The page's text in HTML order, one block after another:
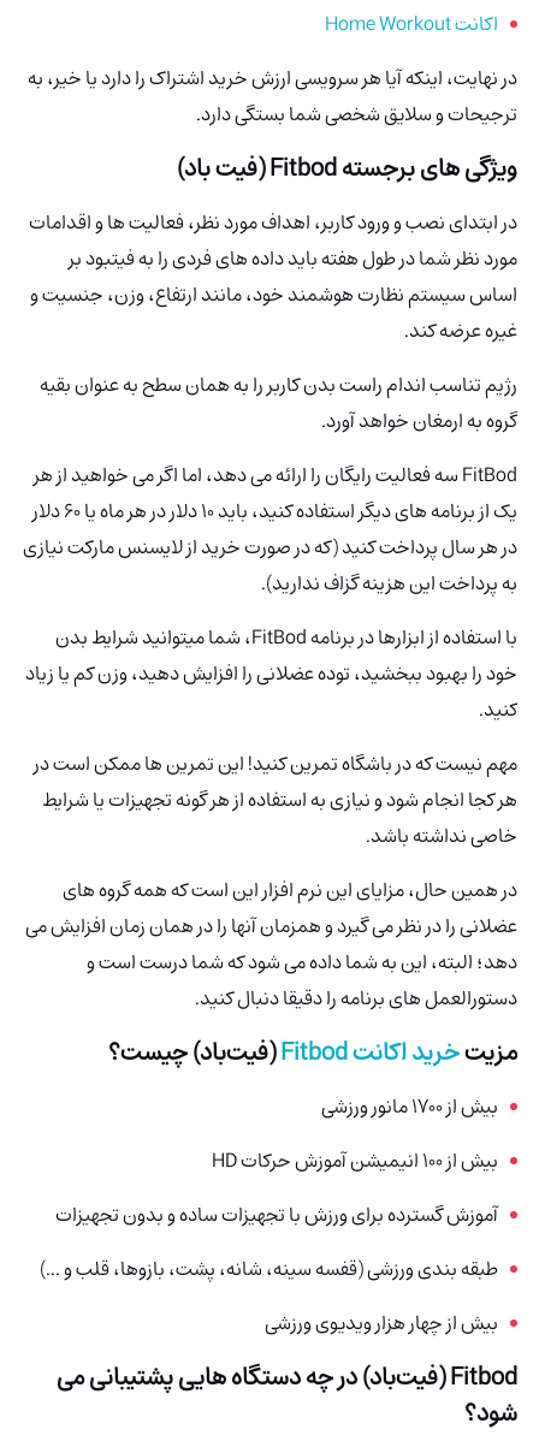
اکانت Home Workout
در نهایت، اینکه آیا هر سرویسی ارزش خرید اشتراک را دارد یا خیر، به
ترجیحات و سلایق شخصی شما بستگی دارد.
ویژگی های برجسته Fitbod (فیت باد)
در ابتدای نصب و ورود کاربر، اهداف مورد نظر، فعالیت ها و اقدامات
مورد نظر شما در طول هفته باید داده های فردی را به فیتبود بر
اساس سیستم نظارت هوشمند خود، مانند ارتفاع، وزن، جنسیت و
غیره عرضه کند.
رژیم تناسب اندام راست بدن کاربر را به همان سطح به عنوان بقیه
گروه به ارمغان خواهد آورد.
FitBod سه فعالیت رایگان را ارائه می دهد، اما اگر می خواهید از هر
یک از برنامه های دیگر استفاده کنید، باید 10 دلار در هر ماه یا 60 دلار
در هر سال پرداخت کنید (که در صورت خرید از لایسنس مارکت نیازی
به پرداخت این هزینه گزاف ندارید).
با استفاده از ابزارها در برنامه FitBod، شما میتوانید شرایط بدن
خود را بهبود ببخشید، توده عضلانی را افزایش دهید، وزن کم یا زیاد
کنید.
مهم نیست که در باشگاه تمرین کنید! این تمرین ها ممکن است در
هر کجا انجام شود و نیازی به استفاده از هر گونه تجهیزات یا شرایط
خاصی نداشته باشد.
در همین حال، مزایای این نرم افزار این است که همه گروه های
عضلانی را در نظر می گیرد و همزمان آنها را در همان زمان افزایش می
دهد؛ البته، این به شما داده می شود که شما درست است و
دستورالعمل های برنامه را دقیقا دنبال کنید.
مزیتخرید اکانت Fitbod (فیت‌باد) چیست؟
بیش از 1700 مانور ورزشی
بیش از 100 انیمیشن آموزش حرکات HD
آموزش گسترده برای ورزش با تجهیزات ساده و بدون تجهیزات
طبقه بندی ورزشی (قفسه سینه، شانه، پشت، بازوها، قلب و ...)
بیش از چهار هزار ویدیوی ورزشی
Fitbod (فیت‌باد) در چه دستگاه هایی پشتیبانی می
شود؟